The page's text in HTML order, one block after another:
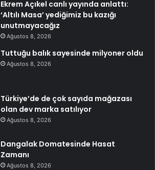
Ekrem Açıkel canlı yayında anlattı:
‘Altılı Masa’ yediğimiz bu kazığı
unutmayacağız
Ağustos 8, 2026
Tuttuğu balık sayesinde milyoner oldu
Ağustos 8, 2026
Türkiye’de de çok sayıda mağazası
olan dev marka satılıyor
Ağustos 8, 2026
Dangalak Domatesinde Hasat
Zamanı
Ağustos 8, 2026